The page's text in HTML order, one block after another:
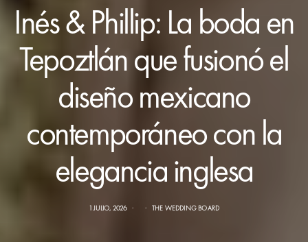
Inés & Phillip: La boda en
Tepoztlán que fusionó el
diseño mexicano
contemporáneo con la
elegancia inglesa
1 JULIO, 2026 THE WEDDING BOARD